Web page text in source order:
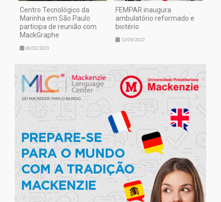
Centro Tecnológico da
Marinha em São Paulo
participa de reunião com
MackGraphe
06/02/2023
FEMPAR inaugura
ambulatório reformado e
biotério
12/09/2022